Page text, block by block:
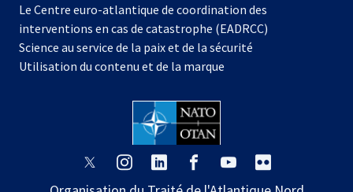
nouvel
onglet
dans
un
nouvel
onglet
Le Centre euro-atlantique de coordination des
interventions en cas de catastrophe (EADRCC)
Science au service de la paix et de la sécurité
Utilisation du contenu et de la marque
s’ouvres’ouvres’ouvres’ouvres’ouvre